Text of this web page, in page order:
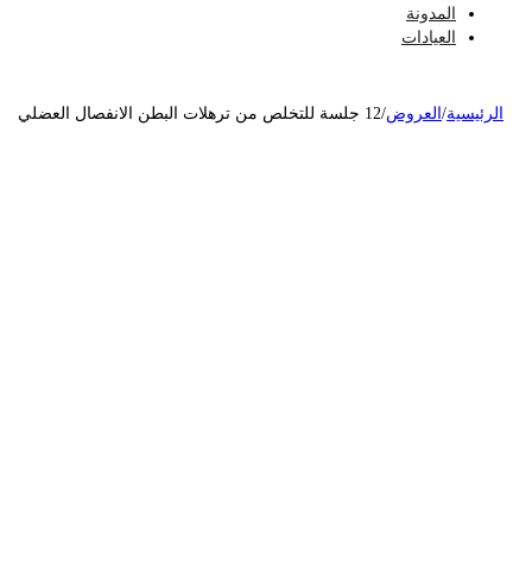
المدونة
العيادات
/العروض 12 جلسة للتخلص من ترهلات البطن الانفصال العضلي